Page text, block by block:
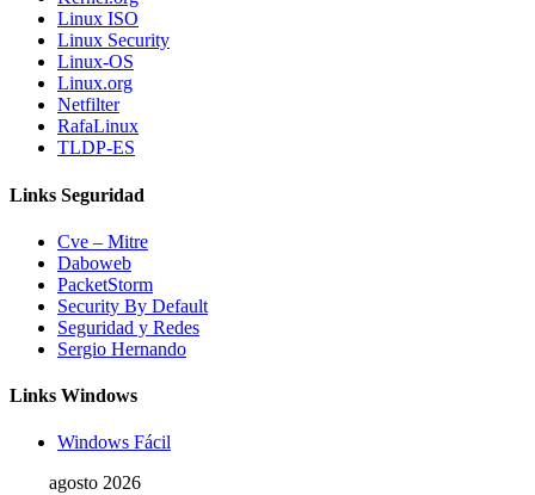
Linux ISO
Linux Security
Linux-OS
Linux.org
Netfilter
RafaLinux
TLDP-ES
Links Seguridad
Cve – Mitre
Daboweb
PacketStorm
Security By Default
Seguridad y Redes
Sergio Hernando
Links Windows
Windows Fácil
agosto 2026